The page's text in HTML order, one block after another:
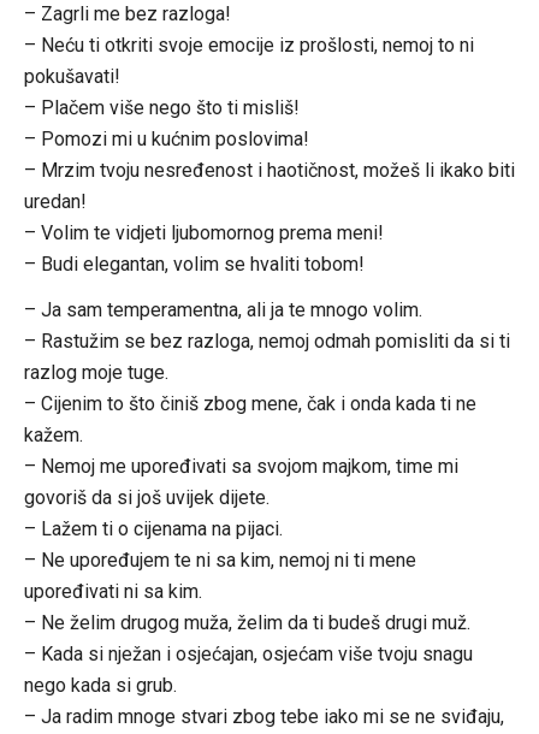
– Zagrli me bez razloga!
– Neću ti otkriti svoje emocije iz prošlosti, nemoj to ni
pokušavati!
– Plačem više nego što ti misliš!
– Pomozi mi u kućnim poslovima!
– Mrzim tvoju nesređenost i haotičnost, možeš li ikako biti
uredan!
– Volim te vidjeti ljubomornog prema meni!
– Budi elegantan, volim se hvaliti tobom!
– Ja sam temperamentna, ali ja te mnogo volim.
– Rastužim se bez razloga, nemoj odmah pomisliti da si ti
razlog moje tuge.
– Cijenim to što činiš zbog mene, čak i onda kada ti ne
kažem.
– Nemoj me upoređivati sa svojom majkom, time mi
govoriš da si još uvijek dijete.
– Lažem ti o cijenama na pijaci.
– Ne upoređujem te ni sa kim, nemoj ni ti mene
upoređivati ni sa kim.
– Ne želim drugog muža, želim da ti budeš drugi muž.
– Kada si nježan i osjećajan, osjećam više tvoju snagu
nego kada si grub.
– Ja radim mnoge stvari zbog tebe iako mi se ne sviđaju,